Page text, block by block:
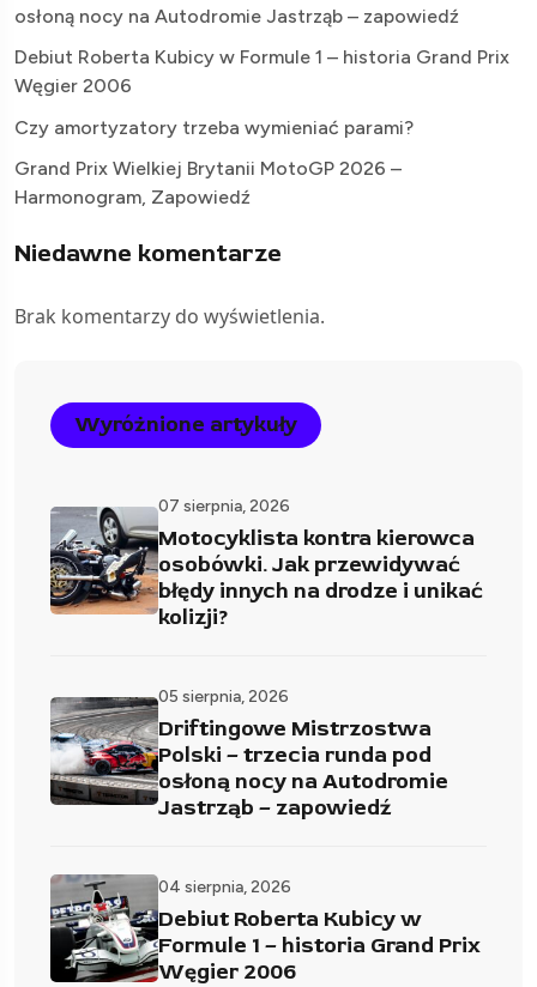
osłoną nocy na Autodromie Jastrząb – zapowiedź
Debiut Roberta Kubicy w Formule 1 – historia Grand Prix
Węgier 2006
Czy amortyzatory trzeba wymieniać parami?
Grand Prix Wielkiej Brytanii MotoGP 2026 –
Harmonogram, Zapowiedź
Niedawne komentarze
Brak komentarzy do wyświetlenia.
Wyróżnione artykuły
07 sierpnia, 2026
Motocyklista kontra kierowca
osobówki. Jak przewidywać
błędy innych na drodze i unikać
kolizji?
05 sierpnia, 2026
Driftingowe Mistrzostwa
Polski – trzecia runda pod
osłoną nocy na Autodromie
Jastrząb – zapowiedź
04 sierpnia, 2026
Debiut Roberta Kubicy w
Formule 1 – historia Grand Prix
Węgier 2006